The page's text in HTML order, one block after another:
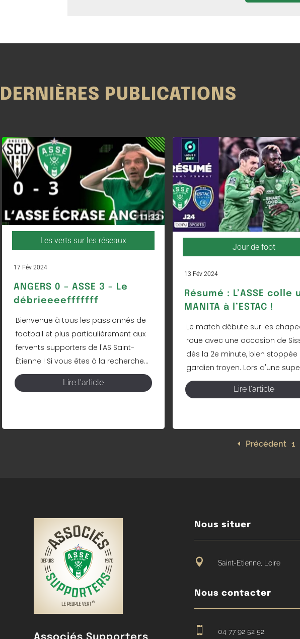
DERNIÈRES PUBLICATIONS
Les verts sur les réseaux
17 Fév 2024
ANGERS 0 – ASSE 3 – Le
débrieeeefffffff
Bienvenue à tous les passionnés de
football et plus particulièrement aux
fervents supporters de l'AS Saint-
Étienne ! Si vous êtes à la recherche...
Lire l'article
Jour de foot
13 Fév 2024
Résumé : L’ASSE colle
MANITA à l’ESTAC !
Le match débute sur les
roue avec une occasion de
dès la 2e minute, bien stoppée
gardien troyen. Lors d'une
Lire l'article
Précédent 1
Nous situer
 Saint-Etienne, Loire
Nous contacter
 04 77 92 52 52